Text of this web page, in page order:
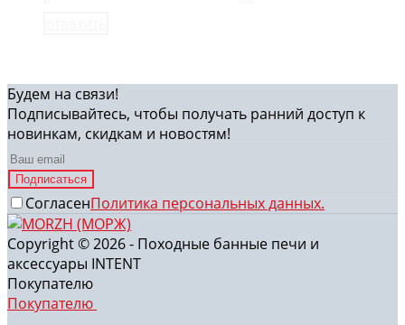
Будем на связи!
Подписывайтесь, чтобы получать ранний доступ к
новинкам, скидкам и новостям!
Подписаться
СогласенПолитика персональных данных.
Copyright © 2026 - Походные банные печи и
аксессуары INTENT
Покупателю
Покупателю